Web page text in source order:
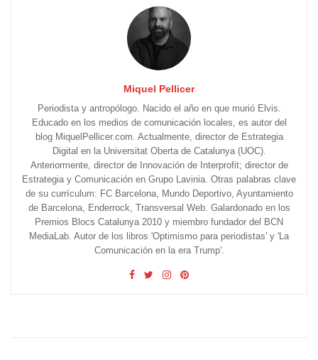
Miquel Pellicer
Periodista y antropólogo. Nacido el año en que murió Elvis.
Educado en los medios de comunicación locales, es autor del
blog MiquelPellicer.com. Actualmente, director de Estrategia
Digital en la Universitat Oberta de Catalunya (UOC).
Anteriormente, director de Innovación de Interprofit; director de
Estrategia y Comunicación en Grupo Lavinia. Otras palabras clave
de su currículum: FC Barcelona, Mundo Deportivo, Ayuntamiento
de Barcelona, Enderrock, Transversal Web. Galardonado en los
Premios Blocs Catalunya 2010 y miembro fundador del BCN
MediaLab. Autor de los libros 'Optimismo para periodistas' y 'La
Comunicación en la era Trump'.